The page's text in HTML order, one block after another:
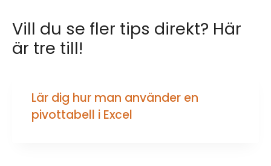
Vill du se fler tips direkt? Här
är tre till!
Lär dig hur man använder en
pivottabell i Excel